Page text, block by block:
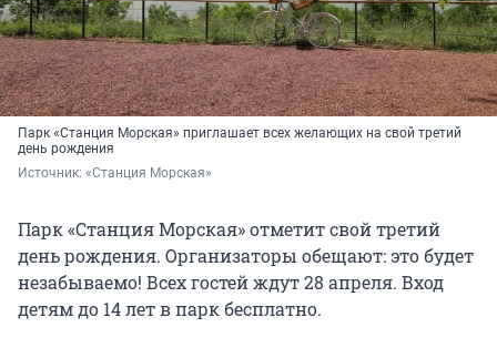
Парк «Станция Морская» приглашает всех желающих на свой третий
день рождения
Источник: «Станция Морская»
Парк «Станция Морская» отметит свой третий
день рождения. Организаторы обещают: это будет
незабываемо! Всех гостей ждут 28 апреля. Вход
детям до 14 лет в парк бесплатно.